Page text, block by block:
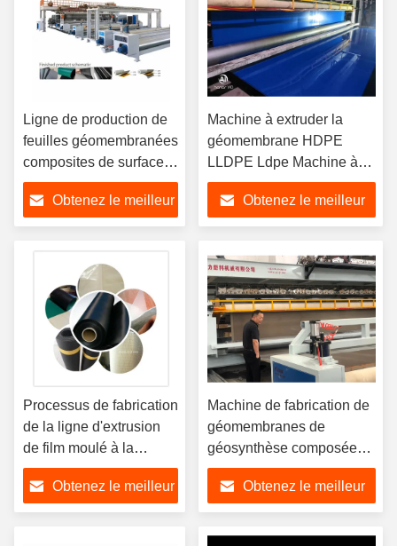
Ligne de production de
feuilles géomembranées
composites de surface
lisse/texturée/raide/textile
à pulvérisation sur
mesure
Obtenez le meilleur
Machine à extruder la
géomembrane HDPE
LLDPE Ldpe Machine à
fabriquer des films
plastiquesObtenez le meilleur
Processus de fabrication
de la ligne d'extrusion
de film moulé à la
géomembrane
Obtenez le meilleur
Machine de fabrication de
géomembranes de
géosynthèse composée
LDPE ligne d'extrusion de
feuille HDPE
Obtenez le meilleur